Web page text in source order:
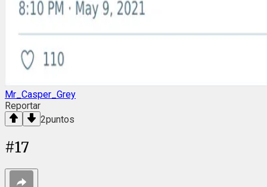
Mr_Casper_Grey
Reportar
2puntos
#17